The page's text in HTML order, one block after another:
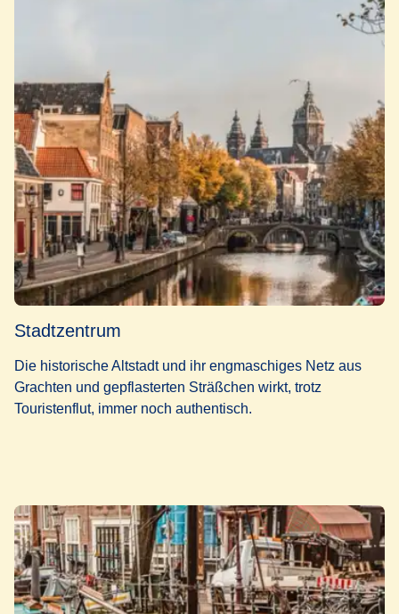
Stadtzentrum
Die historische Altstadt und ihr engmaschiges Netz aus
Grachten und gepflasterten Sträßchen wirkt, trotz
Touristenflut, immer noch authentisch.